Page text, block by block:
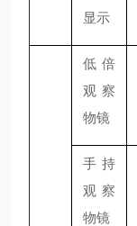
显示
低倍
观察
物镜
手持
观察
物镜